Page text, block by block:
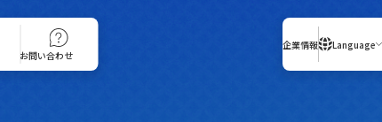
お問い合わせ
企業情報 Language